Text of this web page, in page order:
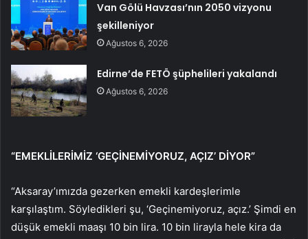
Van Gölü Havzası’nın 2050 vizyonu
şekilleniyor
Ağustos 6, 2026
Edirne’de FETÖ şüphelileri yakalandı
Ağustos 6, 2026
“EMEKLİLERİMİZ ‘GEÇİNEMİYORUZ, AÇIZ’ DİYOR”
“Aksaray’ımızda gezerken emekli kardeşlerimle
karşılaştım. Söyledikleri şu, ‘Geçinemiyoruz, açız.’ Şimdi en
düşük emekli maaşı 10 bin lira. 10 bin lirayla hele kira da